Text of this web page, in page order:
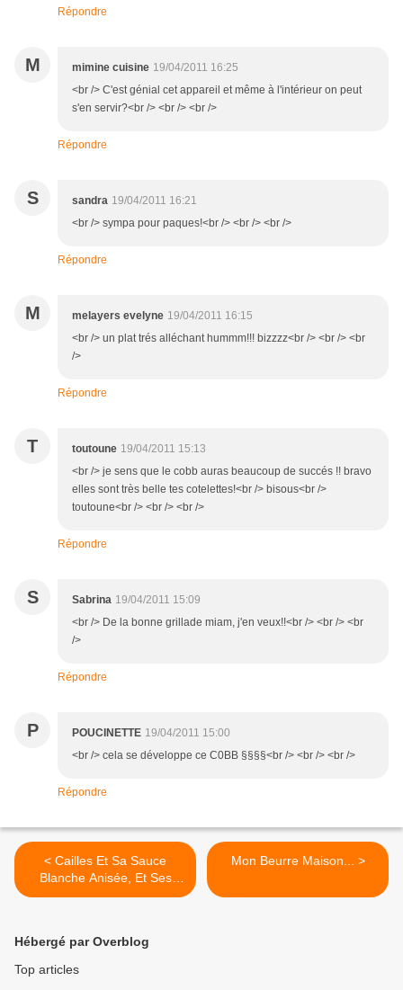
Répondre
M mimine cuisine 19/04/2011 16:25
<br /> C'est génial cet appareil et même à l'intérieur on peut
s'en servir?<br /> <br /> <br />
Répondre
S sandra 19/04/2011 16:21
<br /> sympa pour paques!<br /> <br /> <br />
Répondre
M melayers evelyne 19/04/2011 16:15
<br /> un plat trés alléchant hummm!!! bizzzz<br /> <br /> <br
/>
Répondre
T toutoune 19/04/2011 15:13
<br /> je sens que le cobb auras beaucoup de succés !! bravo
elles sont très belle tes cotelettes!<br /> bisous<br />
toutoune<br /> <br /> <br />
Répondre
S Sabrina 19/04/2011 15:09
<br /> De la bonne grillade miam, j'en veux!!<br /> <br /> <br
/>
Répondre
P POUCINETTE 19/04/2011 15:00
<br /> cela se développe ce C0BB §§§§<br /> <br /> <br />
Répondre
< Cailles Et Sa Sauce
Blanche Anisée, Et Ses
Frites Patates,Poivrons
Mon Beurre Maison... >
Hébergé par Overblog
Top articles